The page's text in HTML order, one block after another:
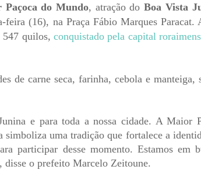
Paçoca do Mundo, atração doBoa Vista
feira (16), na Praça Fábio Marques Paracat.
547 quilos, conquistado pela capital
de carne seca, farinha, cebola e manteiga,
e para toda a nossa cidade. A Maior
uma tradição que fortalece a
participar desse momento. Estamos em
disse o prefeito Marcelo Zeitoune.